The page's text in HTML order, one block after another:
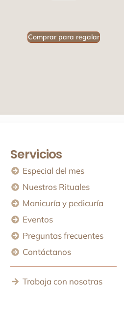
Comprar para regalar
Servicios
Especial del mes
Nuestros Rituales
Manicuría y pedicuría
Eventos
Preguntas frecuentes
Contáctanos
Trabaja con nosotras